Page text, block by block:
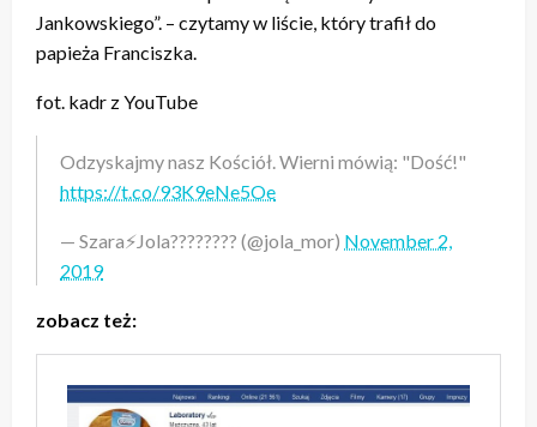
Jankowskiego”. – czytamy w liście, który trafił do
papieża Franciszka.
fot. kadr z YouTube
Odzyskajmy nasz Kościół. Wierni mówią: "Dość!"
https://t.co/93K9eNe5Oe
— Szara⚡Jola???️‍????? (@jola_mor) November 2,
2019
zobacz też: